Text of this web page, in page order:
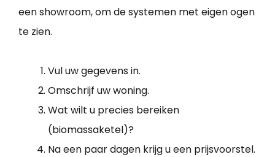
een showroom, om de systemen met eigen ogen
te zien.
Vul uw gegevens in.
Omschrijf uw woning.
Wat wilt u precies bereiken
(biomassaketel)?
Na een paar dagen krijg u een prijsvoorstel.